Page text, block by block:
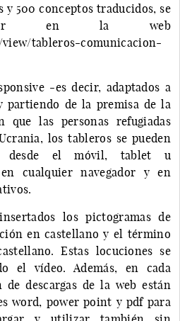
y 500 conceptos traducidos, se
en la web
view/tableros-comunicacion-
-es decir, adaptados a
partiendo de la premisa de la
que las personas refugiadas
los tableros se pueden
desde el móvil, tablet u
cualquier navegador y en
los pictogramas de
en castellano y el término
Estas locuciones se
el vídeo. Además, en cada
descargas de la web están
word, power point y pdf para